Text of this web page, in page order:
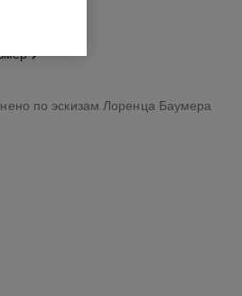
по эскизам Лоренца Баумера